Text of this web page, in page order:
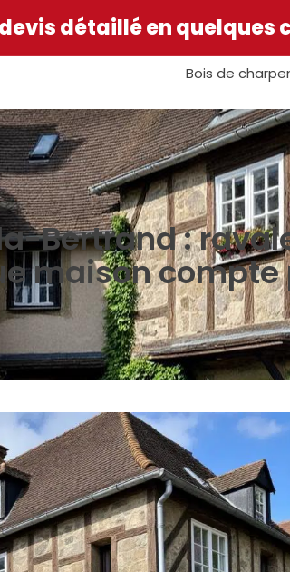
détaillé en quelques
Bois de
Bertrand :
maison compte